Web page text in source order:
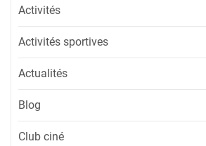
Activités
Activités sportives
Actualités
Blog
Club ciné